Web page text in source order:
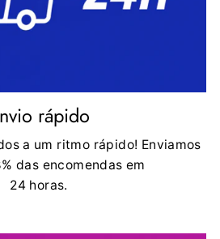
rápido
a um ritmo rápido! Enviamos
das encomendas em
24 horas.